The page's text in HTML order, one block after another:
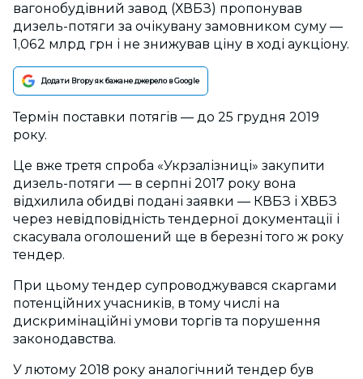
вагонобудівний завод (ХВБЗ) пропонував
дизель-потяги за очікувану замовником суму —
1,062 млрд грн і не знижував ціну в ході аукціону.
Додати Вгору як бажане джерело в Google
Термін поставки потягів — до 25 грудня 2019
року.
Це вже третя спроба «Укрзалізниці» закупити
дизель-потяги — в серпні 2017 року вона
відхилила обидві подані заявки — КВБЗ і ХВБЗ
через невідповідність тендерної документації і
скасувала оголошений ще в березні того ж року
тендер.
При цьому тендер супроводжувався скаргами
потенційних учасників, в тому числі на
дискримінаційні умови торгів та порушення
законодавства.
У лютому 2018 року аналогічний тендер був